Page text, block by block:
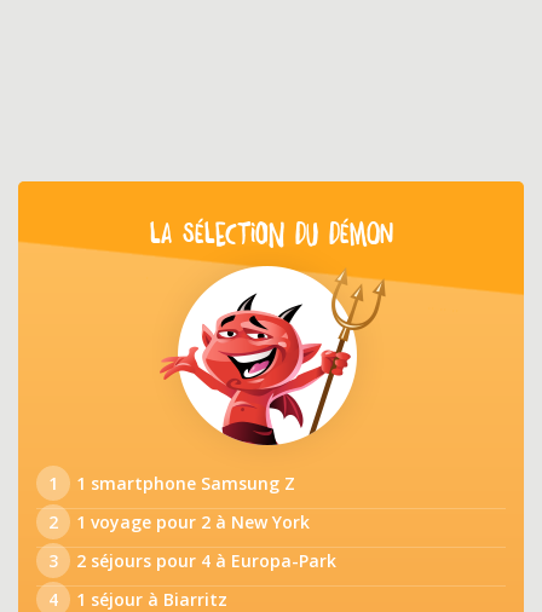
LA SÉLECTION DU DÉMON
1
1 smartphone Samsung Z
2
1 voyage pour 2 à New York
3
2 séjours pour 4 à Europa-Park
4
1 séjour à Biarritz